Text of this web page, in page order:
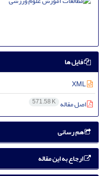
فایل ها
اصل مقاله 571.58 K
هم رسانی
ارجاع به این مقاله